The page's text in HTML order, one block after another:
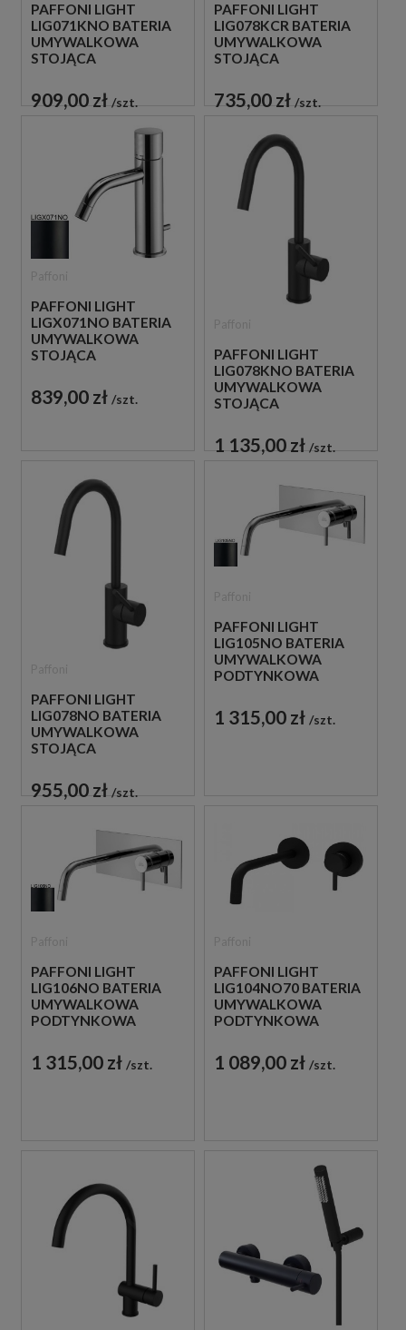
PAFFONI LIGHT
LIG071KNO BATERIA
UMYWALKOWA
STOJĄCA
CZARNA
909,00 zł szt.
PAFFONI LIGHT
LIG078KCR BATERIA
UMYWALKOWA
STOJĄCA
CHROM
735,00 zł szt.
PAFFONI LIGHT
LIGX071NO BATERIA
UMYWALKOWA
STOJĄCA
CZARNA
839,00 zł szt.
PAFFONI LIGHT
LIG078KNO BATERIA
UMYWALKOWA
STOJĄCA
CZARNA
1 135,00 zł szt.
PAFFONI LIGHT
LIG078NO BATERIA
UMYWALKOWA
STOJĄCA
CZARNA
955,00 zł szt.
PAFFONI LIGHT
LIG105NO BATERIA
UMYWALKOWA
PODTYNKOWA
CZARNA
1 315,00 zł szt.
PAFFONI LIGHT
LIG106NO BATERIA
UMYWALKOWA
PODTYNKOWA
CZARNA
1 315,00 zł szt.
PAFFONI LIGHT
LIG104NO70 BATERIA
UMYWALKOWA
PODTYNKOWA
CZARNA
1 089,00 zł szt.